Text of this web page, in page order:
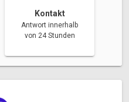
Kontakt
Antwort innerhalb
von 24 Stunden